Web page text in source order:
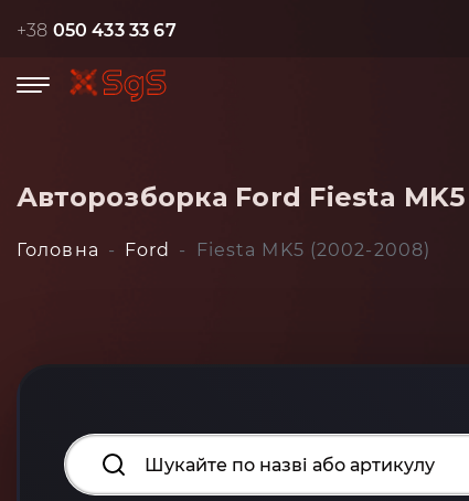
+38 050 433 33 67
Авторозборка Ford Fiesta
Головна Ford Fiesta MK5 (2002-2008)